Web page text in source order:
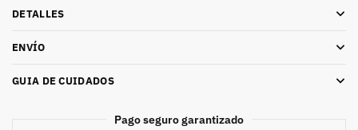
DETALLES
ENVÍO
GUIA DE CUIDADOS
Pago seguro garantizado